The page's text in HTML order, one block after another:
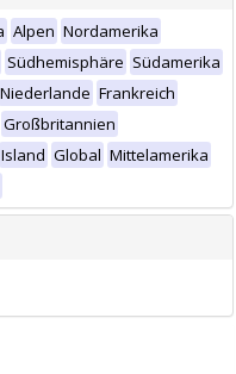
Alpen Nordamerika
Südhemisphäre Südamerika
Niederlande Frankreich
Großbritannien
Island Global Mittelamerika